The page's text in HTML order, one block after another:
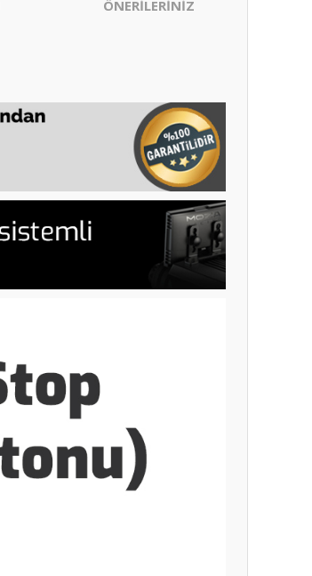
ÖNERİLERİNİZ